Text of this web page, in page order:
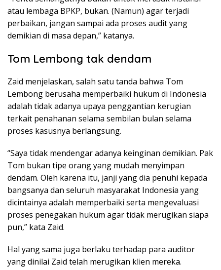
atau lembaga BPKP, bukan. (Namun) agar terjadi
perbaikan, jangan sampai ada proses audit yang
demikian di masa depan,” katanya.
Tom Lembong tak dendam
Zaid menjelaskan, salah satu tanda bahwa Tom
Lembong berusaha memperbaiki hukum di Indonesia
adalah tidak adanya upaya penggantian kerugian
terkait penahanan selama sembilan bulan selama
proses kasusnya berlangsung.
“Saya tidak mendengar adanya keinginan demikian. Pak
Tom bukan tipe orang yang mudah menyimpan
dendam. Oleh karena itu, janji yang dia penuhi kepada
bangsanya dan seluruh masyarakat Indonesia yang
dicintainya adalah memperbaiki serta mengevaluasi
proses penegakan hukum agar tidak merugikan siapa
pun,” kata Zaid.
Hal yang sama juga berlaku terhadap para auditor
yang dinilai Zaid telah merugikan klien mereka.